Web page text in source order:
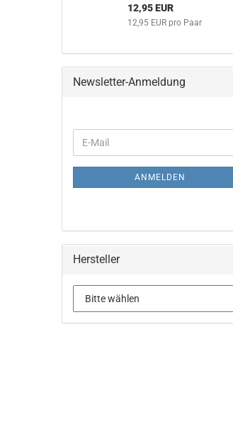
12,95 EUR
12,95 EUR pro Paar
Newsletter-Anmeldung
ZUR
E-
Mail
ANMELDEN
Hersteller